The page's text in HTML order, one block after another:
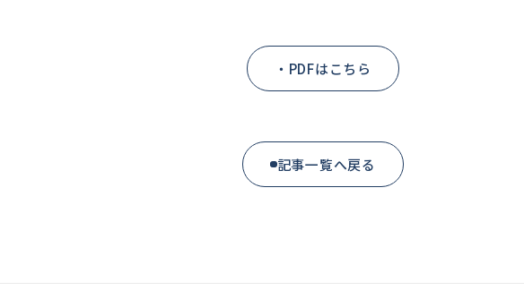
・PDFはこちら
記事一覧へ戻る